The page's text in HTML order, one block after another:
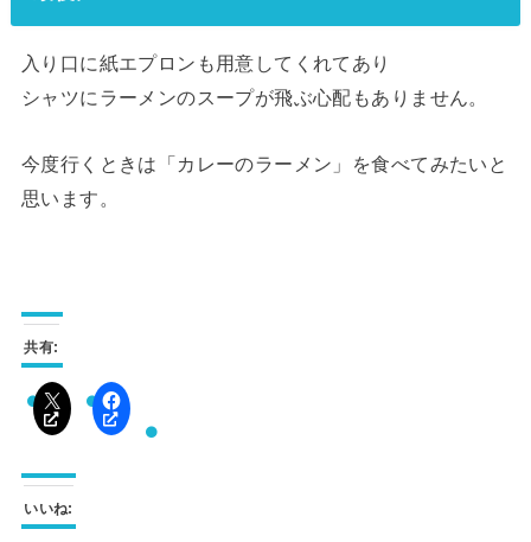
入り口に紙エプロンも用意してくれてあり
シャツにラーメンのスープが飛ぶ心配もありません。
今度行くときは「カレーのラーメン」を食べてみたいと
思います。
共有:
いいね: